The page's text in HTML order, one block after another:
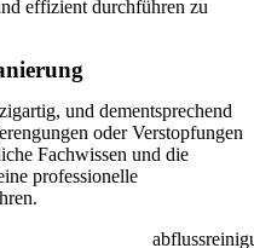
effizient durchführen zu
und dementsprechend
oder Verstopfungen
Fachwissen und die
professionelle